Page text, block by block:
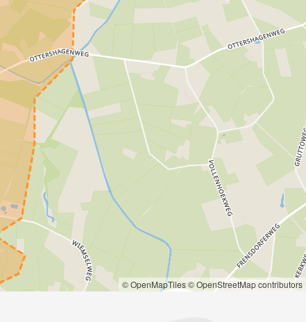
© OpenMapTiles© OpenStreetMap contributors